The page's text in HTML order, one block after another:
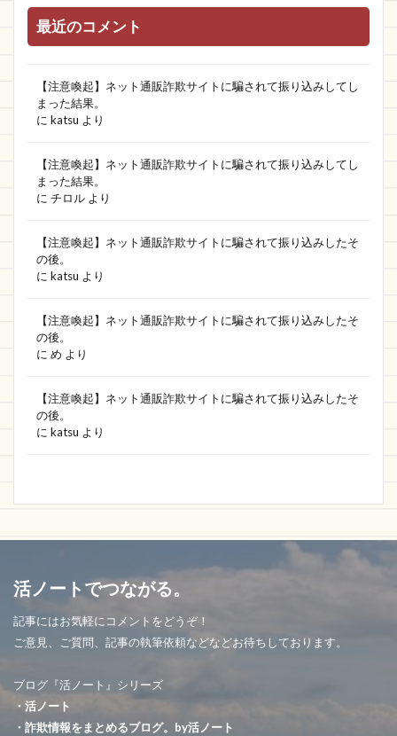
最近のコメント
【注意喚起】ネット通販詐欺サイトに騙されて振り込みしてし
まった結果。
に katsu より
【注意喚起】ネット通販詐欺サイトに騙されて振り込みしてし
まった結果。
に チロル より
【注意喚起】ネット通販詐欺サイトに騙されて振り込みしたそ
の後。
に katsu より
【注意喚起】ネット通販詐欺サイトに騙されて振り込みしたそ
の後。
に め より
【注意喚起】ネット通販詐欺サイトに騙されて振り込みしたそ
の後。
に katsu より
活ノートでつながる。
記事にはお気軽にコメントをどうぞ！
ご意見、ご質問、記事の執筆依頼などなどお待ちしております。
ブログ『活ノート』シリーズ
・活ノート
・詐欺情報をまとめるブログ。by活ノート